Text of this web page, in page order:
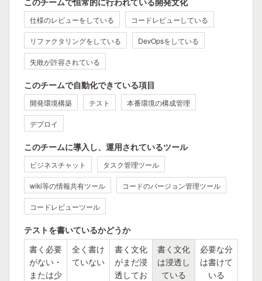
仕様のレビューをしている コードレビューしている
リファクタリングをしている DevOpsをしている
失敗が許容されている
このチームで自動化できている項目
開発環境構築 テスト 本番環境の構成管理
デプロイ
このチームに導入し、運用されているツール
ビジネスチャット タスク管理ツール
wiki等の情報共有ツール コードのバージョン管理ツール
コードレビューツール
テストを書いているかどうか
書く必要
がない・
または少
全く書け
ていない
書く文化
がまだ浸
透してお
書く文化
は浸透し
ている
必要な分
は書けて
いる